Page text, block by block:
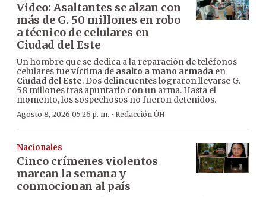
Video: Asaltantes se alzan con
más de G. 50 millones en robo
a técnico de celulares en
Ciudad del Este
Un hombre que se dedica a la reparación de teléfonos
celulares fue víctima de asalto a mano armada en
Ciudad del Este. Dos delincuentes lograron llevarse G.
58 millones tras apuntarlo con un arma. Hasta el
momento, los sospechosos no fueron detenidos.
Agosto 8, 2026 05:26 p. m. · Redacción ÚH
Nacionales
Cinco crímenes violentos
marcan la semana y
conmocionan al país